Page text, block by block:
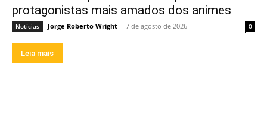
protagonistas mais amados dos animes
Notícias Jorge Roberto Wright - 7 de agosto de 2026 0
Leia mais